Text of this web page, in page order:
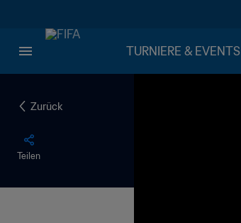
TURNIERE & EVENTS
Zurück
Teilen